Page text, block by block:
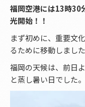
福岡空港には13時30
光開始！！
まず初めに、重要文
るために移動しました
福岡の天候は、前日
と蒸し暑い日でした。